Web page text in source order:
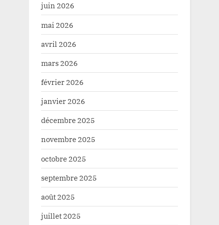
juin 2026
mai 2026
avril 2026
mars 2026
février 2026
janvier 2026
décembre 2025
novembre 2025
octobre 2025
septembre 2025
août 2025
juillet 2025